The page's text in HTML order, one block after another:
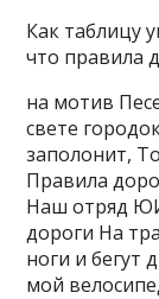
Как таблицу
что правила
на мотив
свете
заполонит,
Правила
Наш отряд
дороги На
ноги и бегут
мой